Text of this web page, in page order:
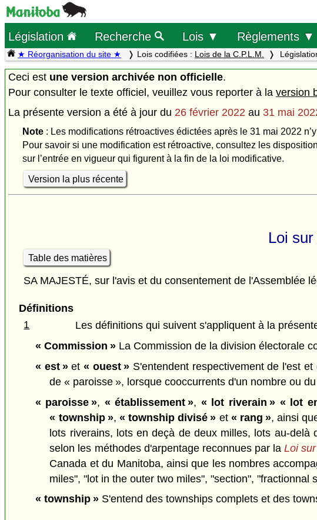
Législation Recherche Lois ▼ Règlements ▼
★ Réorganisation du site ★ Lois codifiées : Lois de la C.P.L.M.
Ceci est une version archivée non officielle.
Pour consulter le texte officiel, veuillez vous reporter à la version
La présente version a été à jour du 26 février 2022 au 31 mai
Note: Les modifications rétroactives édictées après le 31 mai 2022
Pour savoir si une modification est rétroactive, consultez les
sur l’entrée en vigueur qui figurent à la fin de la loi modificative.
Version la plus récente
Loi
Table des matières
SA MAJESTÉ, sur l'avis et du consentement de l'Assemblée
Définitions
1
Les définitions qui suivent s'appliquent à la
« Commission »La Commission de la division électorale
« est »et« ouest » S'entendent respectivement de l'est
de « paroisse », lorsque cooccurrents d'un nombre ou
« paroisse », « établissement », « lot riverain » « lot
« township », « township divisé » et « rang », ainsi
lots riverains, lots en deçà de deux milles, lots au-
selon les méthodes d'arpentage reconnues par laLoi
Canada et du Manitoba, ainsi que les nombres
miles", "lot in the outer two miles", "section",
« township »S'entend des townships complets et des